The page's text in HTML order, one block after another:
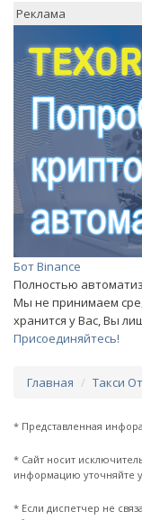
Реклама
Бот Binance
Полностью
Мы не принимаем
хранится у Вас, Вы
Присоединяйтесь!
Главная Такси
* Представленная
* Сайт носит
информацию уточняйте
* Если диспетчер не